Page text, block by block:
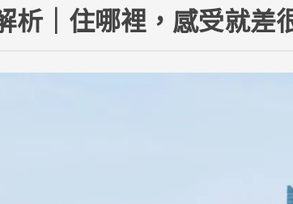
析｜住哪裡，感受就差